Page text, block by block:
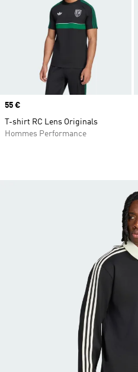
Prix
55 €
T-shirt RC Lens Originals
Hommes Performance